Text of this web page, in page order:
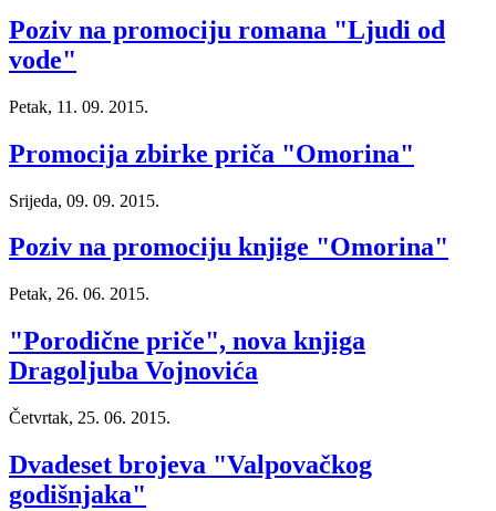
Poziv na promociju romana "Ljudi od
vode"
Petak, 11. 09. 2015.
Promocija zbirke priča "Omorina"
Srijeda, 09. 09. 2015.
Poziv na promociju knjige "Omorina"
Petak, 26. 06. 2015.
"Porodične priče", nova knjiga
Dragoljuba Vojnovića
Četvrtak, 25. 06. 2015.
Dvadeset brojeva "Valpovačkog
godišnjaka"